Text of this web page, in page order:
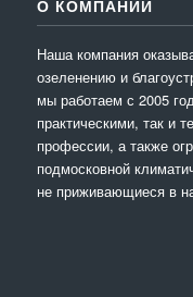
О КОМПАНИИ
Наша компания
озеленению и
мы работаем с 2005
практическими, так и
профессии, а также
подмосковной
не приживающиеся в